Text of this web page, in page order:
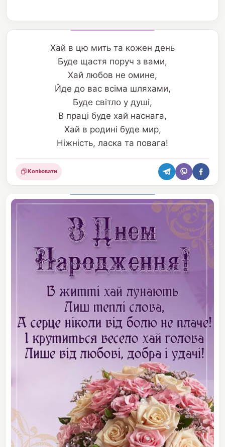
Хай в цю мить та кожен день
Буде щастя поруч з вами,
Хай любов не омине,
Йде до вас всіма шляхами,
Буде світло у душі,
В праці буде хай наснага,
Хай в родині буде мир,
Ніжність, ласка та повага!
Поділитися
Копіювати